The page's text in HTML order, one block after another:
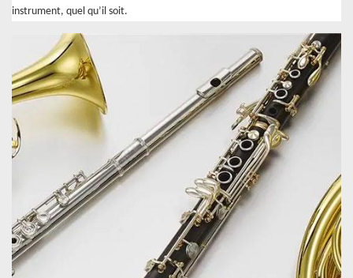
instrument, quel qu’il soit.